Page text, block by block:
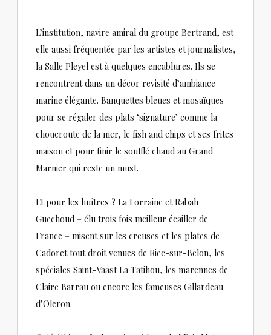
L’institution, navire amiral du groupe Bertrand, est
elle aussi fréquentée par les artistes et journalistes,
la Salle Pleyel est à quelques encablures. Ils se
rencontrent dans un décor revisité d’ambiance
marine élégante. Banquettes bleues et mosaïques
pour se régaler des plats ‘signature’ comme la
choucroute de la mer, le fish and chips et ses frites
maison et pour finir le soufflé chaud au Grand
Marnier qui reste un must.
Et pour les huîtres ? La Lorraine et Rabah
Guechoud – élu trois fois meilleur écailler de
France – misent sur les creuses et les plates de
Cadoret tout droit venues de Riec-sur-Belon, les
spéciales Saint-Vaast La Tatihou, les marennes de
Claire Barrau ou encore les fameuses Gillardeau
d’Oleron.